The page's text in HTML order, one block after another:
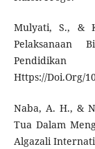
Mulyati, S., &
Pelaksanaan
Https://Doi.Org/
Naba, A. H., &
Tua Dalam
Algazali